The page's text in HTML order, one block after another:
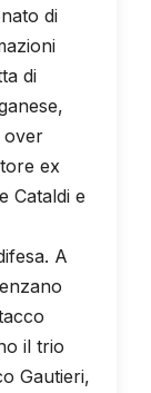
di
di
over
ex
Cataldi e
A
il trio
Gautieri,